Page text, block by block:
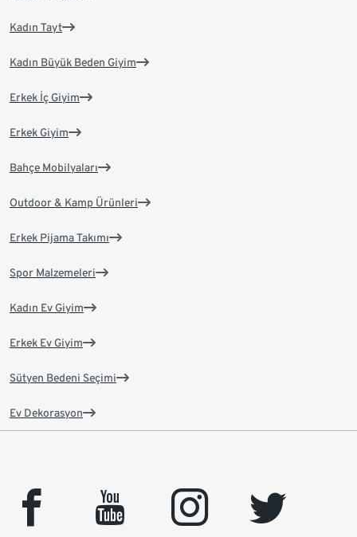
Kadın Tayt
Kadın Büyük Beden Giyim
Erkek İç Giyim
Erkek Giyim
Bahçe Mobilyaları
Outdoor & Kamp Ürünleri
Erkek Pijama Takımı
Spor Malzemeleri
Kadın Ev Giyim
Erkek Ev Giyim
Sütyen Bedeni Seçimi
Ev Dekorasyon
facebook youtube instagram
twitter